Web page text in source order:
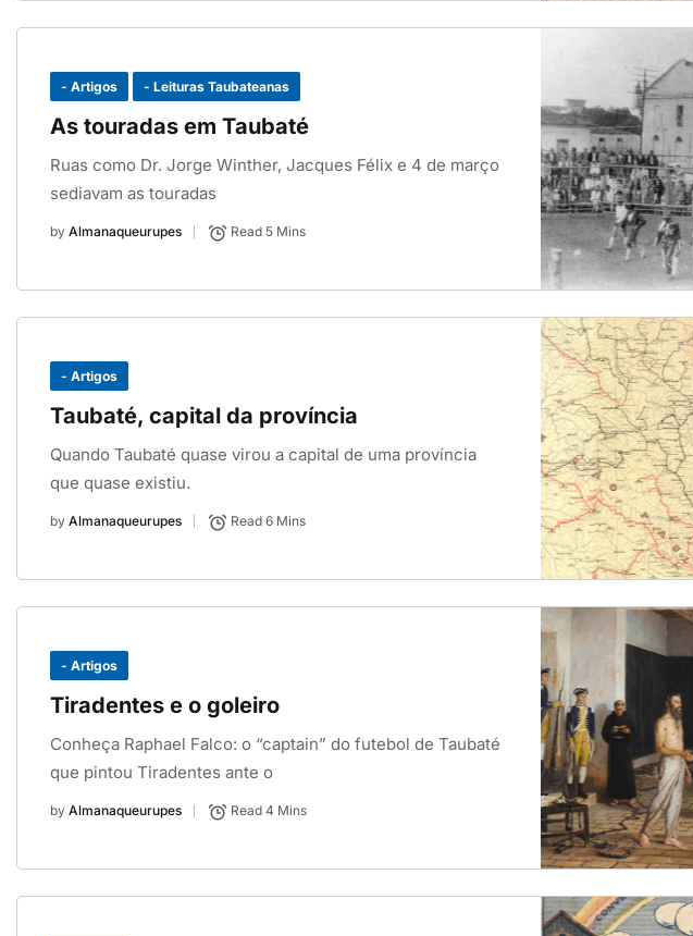
- Artigos - Leituras Taubateanas
As touradas em Taubaté
Ruas como Dr. Jorge Winther, Jacques Félix e 4 de março
sediavam as touradas
by Almanaqueurupes Read 5 Mins
- Artigos
Taubaté, capital da província
Quando Taubaté quase virou a capital de uma província
que quase existiu.
by Almanaqueurupes Read 6 Mins
- Artigos
Tiradentes e o goleiro
Conheça Raphael Falco: o “captain” do futebol de Taubaté
que pintou Tiradentes ante o
by Almanaqueurupes Read 4 Mins